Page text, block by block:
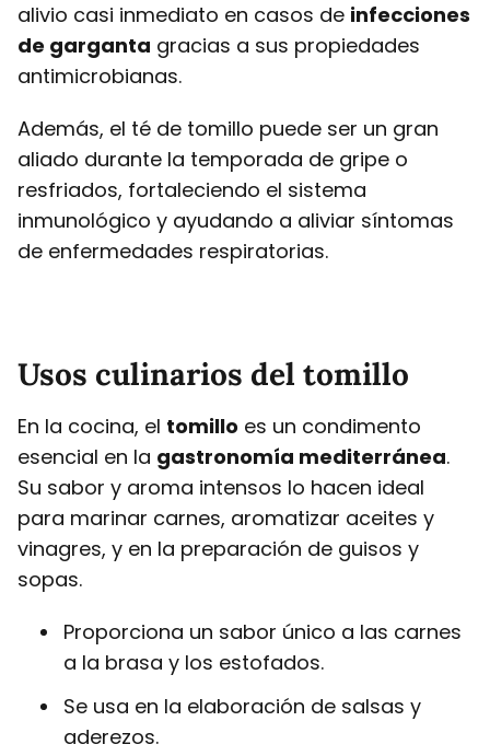
alivio casi inmediato en casos de infecciones
de garganta gracias a sus propiedades
antimicrobianas.
Además, el té de tomillo puede ser un gran
aliado durante la temporada de gripe o
resfriados, fortaleciendo el sistema
inmunológico y ayudando a aliviar síntomas
de enfermedades respiratorias.
Usos culinarios del tomillo
En la cocina, el tomillo es un condimento
esencial en la gastronomía mediterránea.
Su sabor y aroma intensos lo hacen ideal
para marinar carnes, aromatizar aceites y
vinagres, y en la preparación de guisos y
sopas.
Proporciona un sabor único a las carnes
a la brasa y los estofados.
Se usa en la elaboración de salsas y
aderezos.